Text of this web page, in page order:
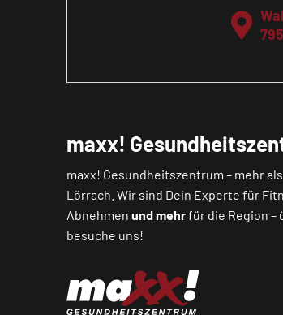
maxx!
maxx! Gesundheitszentrum – mehr
Lörrach. Wir sind Dein Experte für
Abnehmenund mehrfür die Region –
besuche uns!